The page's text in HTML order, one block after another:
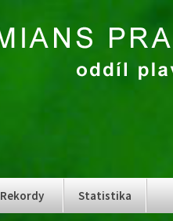
Rekordy Statistika